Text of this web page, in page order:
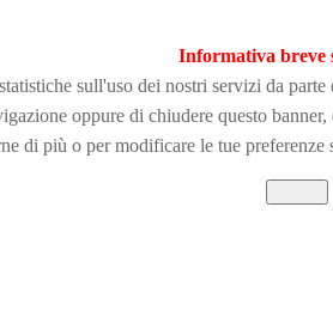
Informativa breve
sull'uso dei nostri servizi da
oppure di chiudere questo
di più o per modificare le tue preferenze